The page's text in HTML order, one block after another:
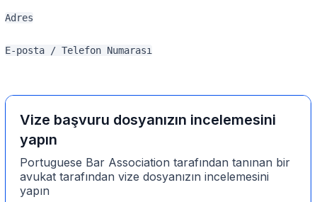
Adres
E-posta / Telefon Numarası
Vize başvuru dosyanızın incelemesini
yapın
Portuguese Bar Association tarafından tanınan bir
avukat tarafından vize dosyanızın incelemesini
yapın